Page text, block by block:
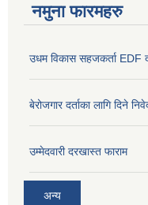
नमुना फारमहरु
उधम विकास सहजकर्ता EDF
बेरोजगार दर्ताका लागि दिने
उम्मेदवारी दरखास्त फाराम
अन्य